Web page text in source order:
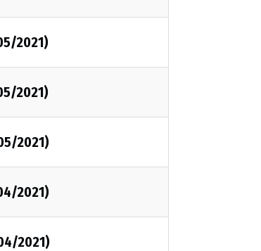
2021)
2021)
2021)
2021)
2021)